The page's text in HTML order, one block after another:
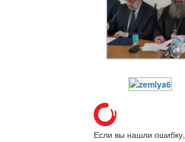
Если вы нашли